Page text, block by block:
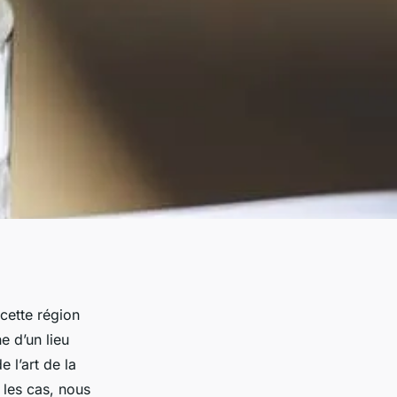
région
d’un lieu
l’art de la
cas, nous